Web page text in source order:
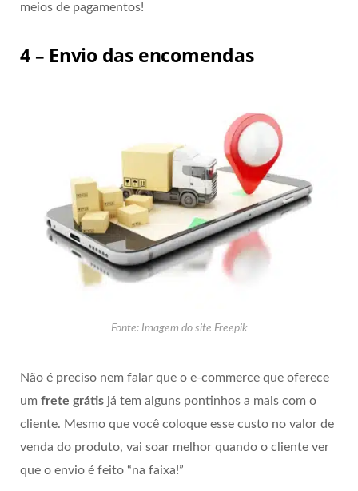
meios de pagamentos!
4 – Envio das encomendas
Fonte: Imagem do site Freepik
Não é preciso nem falar que o e-commerce que oferece
um frete grátis já tem alguns pontinhos a mais com o
cliente. Mesmo que você coloque esse custo no valor de
venda do produto, vai soar melhor quando o cliente ver
que o envio é feito “na faixa!”